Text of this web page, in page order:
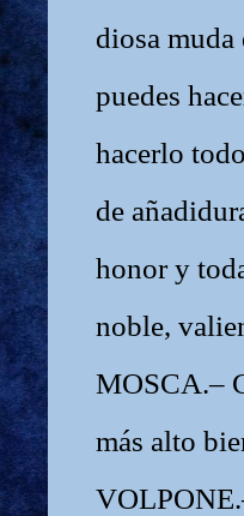
diosa muda
puedes
hacerlo
de
honor y
noble,
MOSCA.–
más alto